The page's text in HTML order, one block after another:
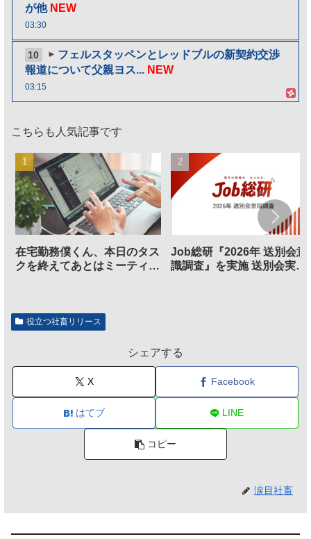
が他 NEW
03:30
10
フェルスタッペンとレッドブルの新契約交渉
報道について父親ヨス... NEW
03:15
こちらも人気記事です
在宅勤務僕くん、本日のタス
クを終えてあとはミーティン
Job総研『2026年 送別会意
識調査』を実施 送別会実施
役立つ社畜リリース
シェアする
X Facebook
はてブ LINE
コピー
涙目社畜